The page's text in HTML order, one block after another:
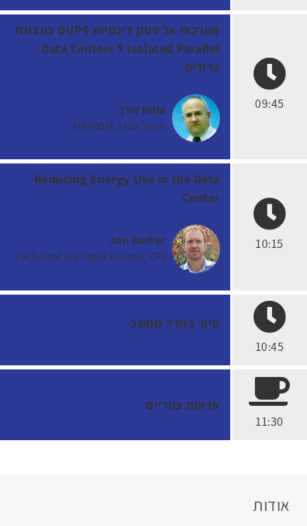
09:45
מערכות אל פסק דינמיות DUPS בתצורת
Isolated Parallel ל Data Centers
גדולים
עמוס פורן
מנהל טכני UNIROM
10:15
Reducing Energy Use in the Data
Center
Jon Barker
Technical Manager Europe CPI
10:45
סיור בחדר מחשב
11:30
ארוחת צהריים
אודות